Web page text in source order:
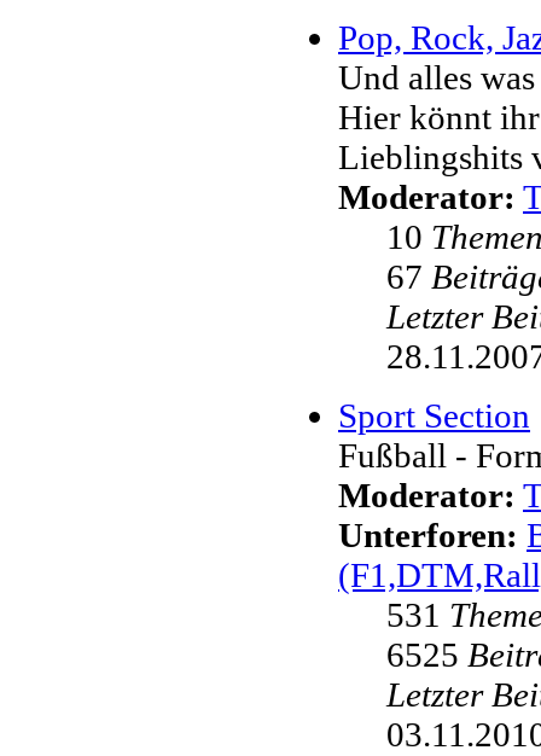
Pop, Rock,
Und alles
Hier könnt
Lieblingshits
Moderator:
10
67
Letzter
Sport Section
Fußball -
Moderator:
Unterforen:
531
6525
Letzter